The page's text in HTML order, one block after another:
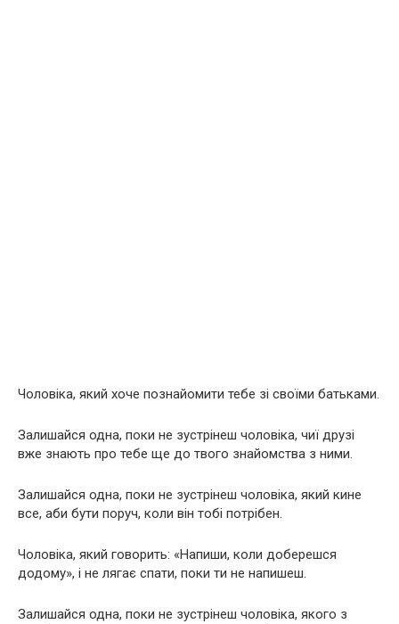
Чоловіка, який хоче познайомити тебе зі своїми батьками.
Залишайся одна, поки не зустрінеш чоловіка, чиї друзі
вже знають про тебе ще до твого знайомства з ними.
Залишайся одна, поки не зустрінеш чоловіка, який кине
все, аби бути поруч, коли він тобі потрібен.
Чоловіка, який говорить: «Напиши, коли доберешся
додому», і не лягає спати, поки ти не напишеш.
Залишайся одна, поки не зустрінеш чоловіка, якого з